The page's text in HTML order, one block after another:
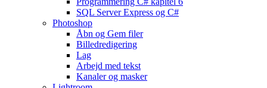
SQL Server Express og C#
Photoshop
Åbn og Gem filer
Billedredigering
Lag
Arbejd med tekst
Kanaler og masker